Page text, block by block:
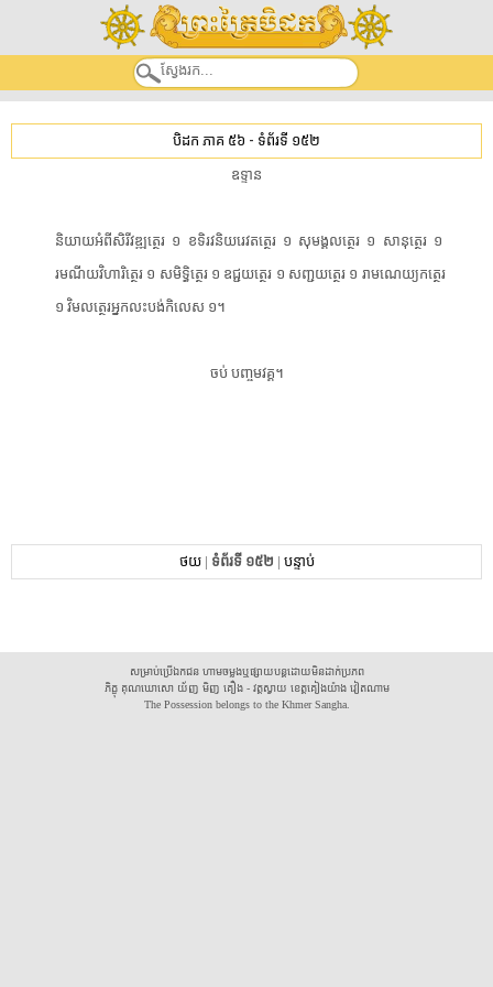
បិដក ភាគ ៥៦ - ទំព័រទី ១៥២
​ឧទ្ទាន​
​និយាយ​អំ​ពី​សិរី​វ​ឌ្ឍ​ត្ថេ​រ​ ​១​ ​ខ​ទិ​រ​វនិយ​រេ​វត​ត្ថេ​រ​ ​១​ ​សុ​មង្គ​លត្ថេរ​ ​១​ ​សានុ​ត្ថេ​រ​ ​១​ ​
រមណីយ​វិ​ហា​រិត្ថេរ​ ​១​ ​សមិ​ទិ្ធ​ត្ថេ​រ​ ​១​ ​ឧជ្ជ​យត្ថេ​រ​ ​១​ ​សញ្ជយ​ត្ថេ​រ​ ​១​ ​រាមណេយ្យ​ក​ត្ថេ​រ​ ​
១​ ​វិ​មល​ត្ថេ​រ​អ្នក​លះបង់​កិលេស​ ​១​។​
​ចប់​ ​បញ្ច​ម​វគ្គ​។​
ថយ| ទំព័រទី ១៥២ | បន្ទាប់
សម្រាប់ប្រើឯកជន ហាមចម្លងឬផ្សាយបន្តដោយមិនដាក់ប្រភព
ភិក្ខុ គុណឃោសោ យ័ញ មិញ គឿង - វត្តស្វាយ ខេត្តគៀងយ៉ាង វៀតណាម
The Possession belongs to the Khmer Sangha.